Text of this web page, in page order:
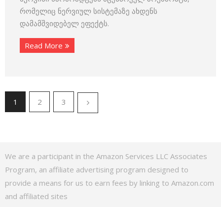
რომელიც ნერვიულ სისტემაზე ახდენს
დამამშვიდებელ ეფექტს.
Read More
1 2 3
We are a participant in the Amazon Services LLC Associates
Program, an affiliate advertising program designed to
provide a means for us to earn fees by linking to Amazon.com
and affiliated sites